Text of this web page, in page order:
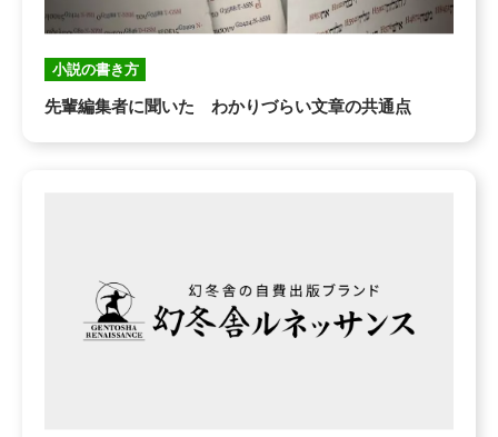
小説の書き方
先輩編集者に聞いた わかりづらい文章の共通点